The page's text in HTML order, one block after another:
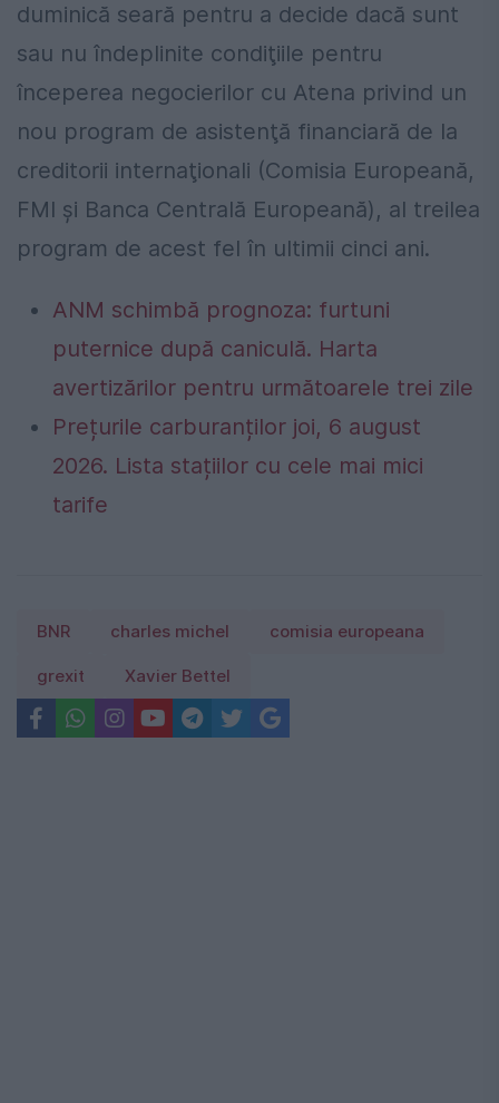
duminică seară pentru a decide dacă sunt
sau nu îndeplinite condiţiile pentru
începerea negocierilor cu Atena privind un
nou program de asistenţă financiară de la
creditorii internaţionali (Comisia Europeană,
FMI şi Banca Centrală Europeană), al treilea
program de acest fel în ultimii cinci ani.
ANM schimbă prognoza: furtuni
puternice după caniculă. Harta
avertizărilor pentru următoarele trei zile
Prețurile carburanților joi, 6 august
2026. Lista stațiilor cu cele mai mici
tarife
BNR charles michel comisia europeana
grexit Xavier Bettel